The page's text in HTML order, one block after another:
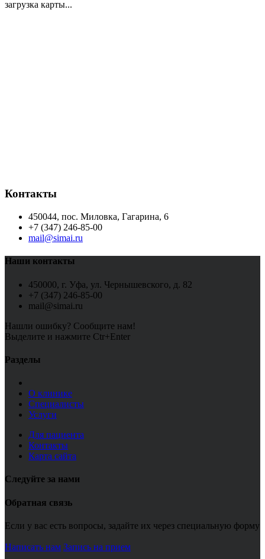
загрузка карты...
Контакты
450044, пос. Миловка, Гагарина, 6
+7 (347) 246-85-00
mail@simai.ru
Наши контакты
450000, г. Уфа, ул. Чернышевского, д. 82
+7 (347) 246-85-00
mail@simai.ru
Нашли ошибку? Сообщите нам!
Выделите и нажмите Ctr+Enter
Разделы
О клинике
Специалисты
Услуги
Для пациента
Контакты
Карта сайта
Следуйте за нами
Обратная связь
Если у вас есть вопросы, задайте их через специальную форму
Написать нам Запись на прием